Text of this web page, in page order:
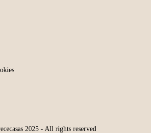
2025 - All rights reserved